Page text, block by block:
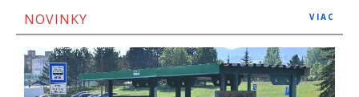
NOVINKY VIAC